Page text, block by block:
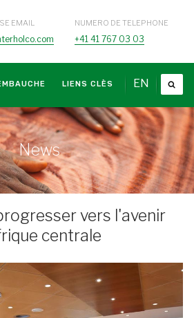
EMAIL NUMERO DE TELEPHONE
+41 41 767 03 03
EN
LIENS CLÈS
News
vers l'avenir
centrale